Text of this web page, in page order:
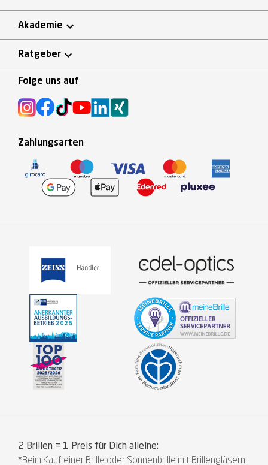
Akademie
Ratgeber
Folge uns auf
Zahlungsarten
2 Brillen = 1 Preis für Dich alleine:
*Beim Kauf einer Brille oder Sonnenbrille mit Brillengläsern